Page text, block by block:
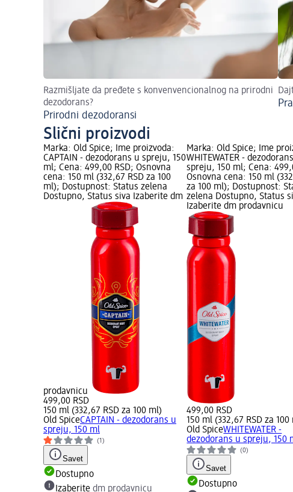
Razmišljate da pređete s konvenvencionalnog na prirodni
dezodorans?
Prirodni dezodoransi
Slični proizvodi
Marka: Old Spice; Ime proizvoda:
CAPTAIN - dezodorans u spreju, 150
ml; Cena: 499,00 RSD; Osnovna
cena: 150 ml (332,67 RSD za 100
ml); Dostupnost: Status zelena
Dostupno, Status siva Izaberite dm
prodavnicu
499,00 RSD
150 ml (332,67 RSD za 100 ml)
Old SpiceCAPTAIN - dezodorans u
spreju, 150 ml
(1)
Savet
Dostupno
Izaberite dm prodavnicu
Marka: Old Spice; Ime
WHITEWATER -
spreju, 150 ml; Cena:
Osnovna cena: 150 ml
za 100 ml); Dostupnost:
zelena Dostupno, Status
Izaberite dm prodavnicu
499,00 RSD
150 ml (332,67 RSD za 100
Old SpiceWHITEWATER -
dezodorans u spreju, 150
(0)
Savet
Dostupno